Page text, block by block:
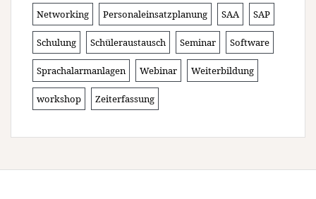
Networking Personaleinsatzplanung SAA SAP
Schulung Schüleraustausch Seminar Software
Sprachalarmanlagen Webinar Weiterbildung
workshop Zeiterfassung